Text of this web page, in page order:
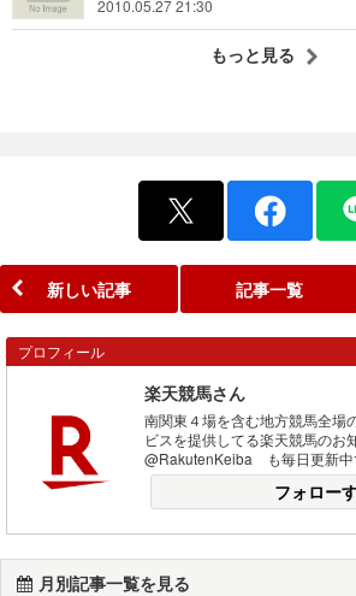
2010.05.27 21:30
もっと見る
新しい記事 記事一覧
プロフィール
楽天競馬さん
南関東４場を含む地方競馬全場
ビスを提供してる楽天競馬の
@RakutenKeiba も毎日更新中
フォロー
月別記事一覧を見る